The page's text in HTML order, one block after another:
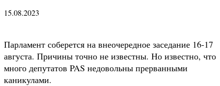
15.08.2023
Парламент соберется на внеочередное заседание 16-17
августа. Причины точно не известны. Но известно, что
много депутатов PAS недовольны прерванными
каникулами.